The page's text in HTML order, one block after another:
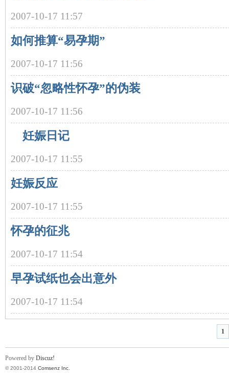
2007-10-17 11:57
如何推算“易孕期”
2007-10-17 11:56
识破“忽略性怀孕”的伪装
2007-10-17 11:56
妊娠日记
2007-10-17 11:55
妊娠反应
2007-10-17 11:55
怀孕的征兆
2007-10-17 11:54
早孕试纸也会出意外
2007-10-17 11:54
1
Powered by Discuz!
© 2001-2014 Comsenz Inc.